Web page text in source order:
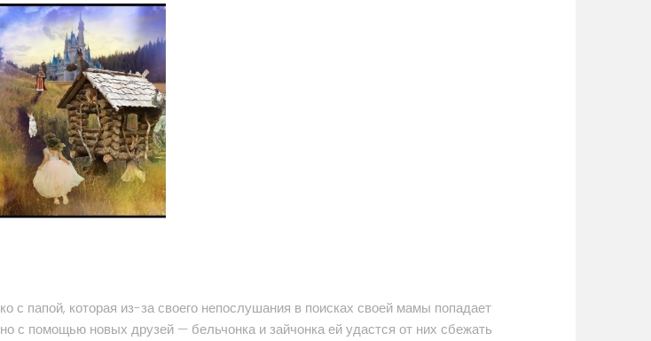
с папой, которая из-за своего непослушания в поисках своей мамы попадает
с помощью новых друзей — бельчонка и зайчонка ей удастся от них сбежать